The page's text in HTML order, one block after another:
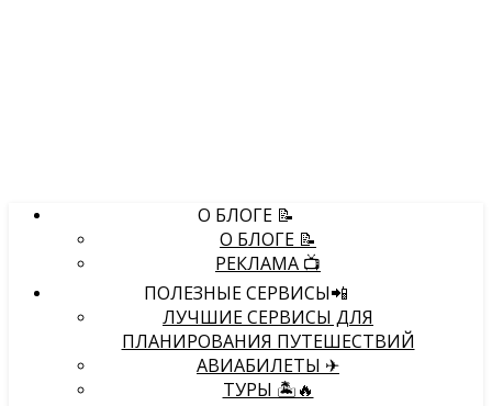
О БЛОГЕ 📝
О БЛОГЕ 📝
РЕКЛАМА 📺
ПОЛЕЗНЫЕ СЕРВИСЫ📲
ЛУЧШИЕ СЕРВИСЫ ДЛЯ
ПЛАНИРОВАНИЯ ПУТЕШЕСТВИЙ
АВИАБИЛЕТЫ ✈
ТУРЫ 🏝🔥